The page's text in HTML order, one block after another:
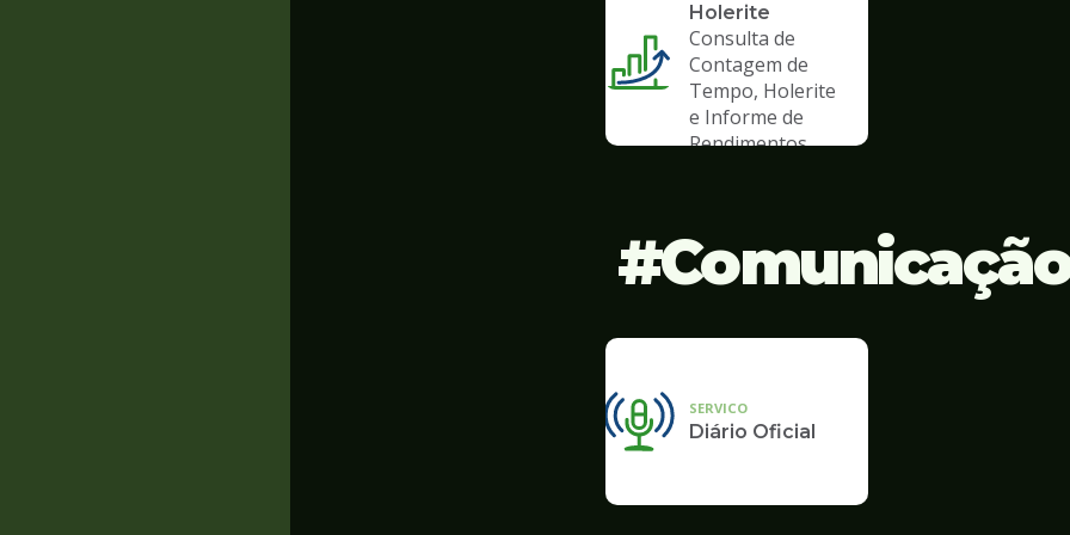
Holerite
Consulta de
Contagem de
Tempo, Holerite
e Informe de
Rendimentos
SERVICO
Diário Oficial